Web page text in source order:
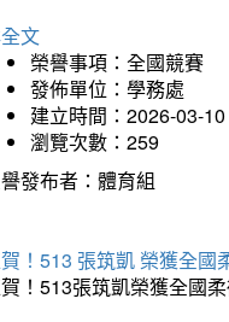
文
榮譽事項：全國競賽
發佈單位：學務處
建立時間：2026-03-10
瀏覽次數：259
發布者：體育組
！513 張筑凱 榮獲全國
！513張筑凱榮獲全國